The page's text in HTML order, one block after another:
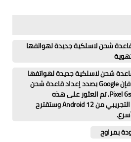
شحن لاسلكية جديدة لهواتفها
شحن لاسلكية جديدة لهواتفها
الذكية وفقًا لـ 9to5Google ، فإن Google بصدد إعداد قاعدة شحن
لاسلكية جديدة ، ربما لجهاز Pixel 6s. تم العثور على هذه
المعلومات في كود الإصدار التجريبي من Android 12 وستقترح
بمراوح